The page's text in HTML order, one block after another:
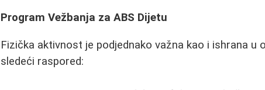
Program Vežbanja za ABS Dijetu
Fizička aktivnost je podjednako važna kao i ishrana u
sledeći raspored: